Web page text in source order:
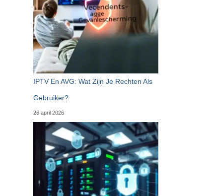
IPTV En AVG: Wat Zijn Je Rechten Als
Gebruiker?
26 april 2026